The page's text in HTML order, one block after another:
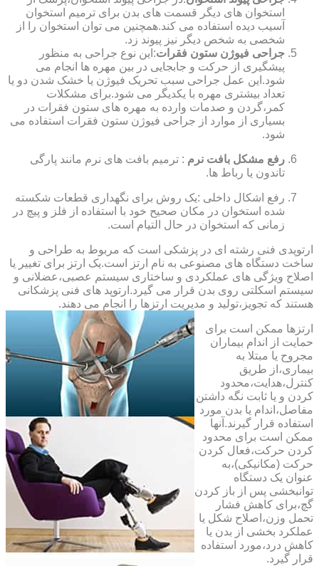
استخوان های دیگر قسمت های بدن برای ترمیم استخوان
آسیب دیده استفاده می کند.همچنین می توان استخوان را از
شخصی به شخص دیگر نیز پیوند زد.
جراحی فیوژن ستون فقرات:این نوع جراحی به منظور
پیشگیری از حرکت و جابجایی در بین مهره ها انجام می
شود.این عمل جراحی سبب تحریک فیوژن یا خشک شدن دو یا
تعداد بیشتری مهره با یکدیگر می شود.برای مشکلات
کمر،گردن و صدمات وارده به مهره های ستون فقرات در
بسیاری از موارد از جراحی فیوژن ستون فقرات استفاده می
شود.
رفع مشکل بافت نرم : ترمیم بافت های نرم مانند پارگی
تاندون یا رباط ها.
رفع اشکال داخلی :یک روش برای نگهداری قطعات شکسته
شده استخوان در مکان صحیح خود با استفاده از فلز و پیچ در
زمانی که استخوان در حال التیام است.
ارتوپدی فنی رشته ای در پزشکی است که مربوط به طراحی و
ساخت دستگاه های مصنوعی به نام ارتز است.یک ارتز برای تغییر یا
اصلاح ویژگی های عملکردی و ساختاری سیستم عصبی،عضلانی و
سیستم اسکلتی روی بدن قرار می گیرد.ارتوپد های فنی پزشکانی
هستند که تجویز،تولید و مدیریت ارتزها را انجام می دهند.
ارتزها ممکن است برای
حمایت از اندام بیماران
مجروح یا مبتلا به
بیماری،از طریق
کنترل،هدایت،محدود
کردن و یا ثابت نگه داشتن
مفاصل،اندام یا بدن مورد
استفاده قرار گیرند.آنها
ممکن است برای محدود
کردن حرکت،فعال کردن
حرکت (مکانیکی)،به
عنوان یک دستگاه
توانبخشی پس از باز کردن
گچ،برای کاهش فشار
تحمل وزن،اصلاح شکل یا
عملکرد بخشی از بدن یا
کاهش درد،مورد استفاده
قرار گیرد.